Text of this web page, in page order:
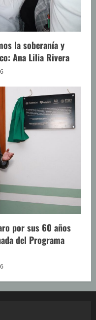
la soberanía y
Ana Lilia Rivera
por sus 60 años
del Programa